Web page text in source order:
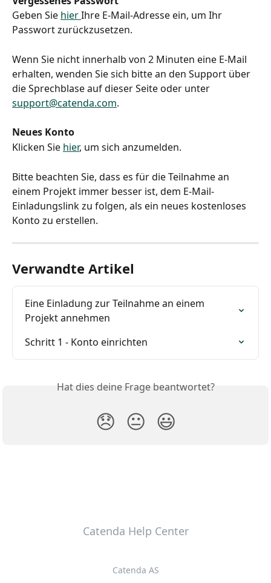
Geben Sie hier Ihre E-Mail-Adresse ein, um Ihr
Passwort zurückzusetzen.
Wenn Sie nicht innerhalb von 2 Minuten eine E-Mail
erhalten, wenden Sie sich bitte an den Support über
die Sprechblase auf dieser Seite oder unter
support@catenda.com.
Neues Konto
Klicken Sie hier, um sich anzumelden.
Bitte beachten Sie, dass es für die Teilnahme an
einem Projekt immer besser ist, dem E-Mail-
Einladungslink zu folgen, als ein neues kostenloses
Konto zu erstellen.
Verwandte Artikel
Eine Einladung zur Teilnahme an einem
Projekt annehmen
Schritt 1 - Konto einrichten
Hat dies deine Frage beantwortet?
😞 😐 😃
Catenda Help Center
Catenda AS